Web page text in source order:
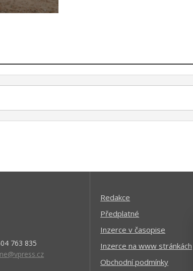
763 835
Redakce
Předplatné
Inzerce v časopise
Inzerce na www stránkách
Obchodní podmínky